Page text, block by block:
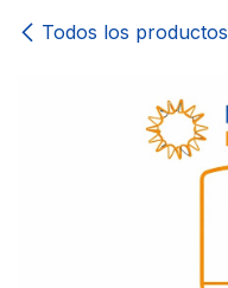
Todos los productos